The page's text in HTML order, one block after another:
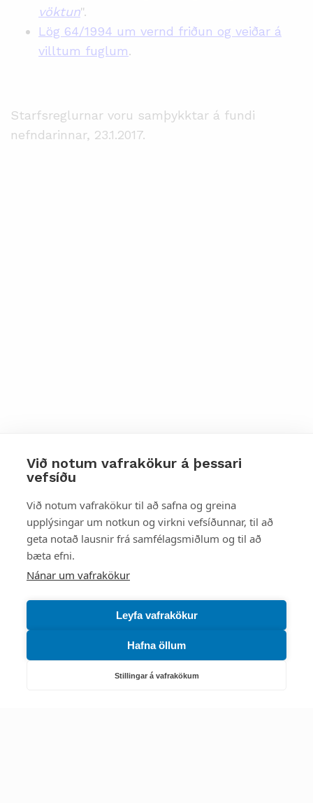
Við notum vafrakökur á þessari
vefsíðu
Við notum vafrakökur til að safna og greina
upplýsingar um notkun og virkni vefsíðunnar, til að
geta notað lausnir frá samfélagsmiðlum og til að
bæta efni.
Nánar um vafrakökur
Leyfa vafrakökur
Hafna öllum
Stillingar á vafrakökum
vöktun".
Lög 64/1994 um vernd friðun og veiðar á
villtum fuglum.
Starfsreglurnar voru samþykktar á fundi
nefndarinnar, 23.1.2017.
Styttu þér leið
Mest skoðað
Starfsstöðvar
Náttúruverndarstofnun
Veiðimál, friðlýst svæði, landvarsla og náttúruvernd